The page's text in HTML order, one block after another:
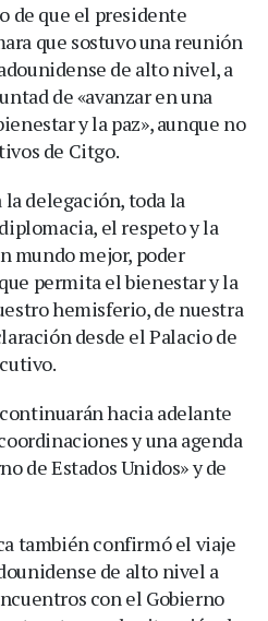
de que el presidente
que sostuvo una reunión
de alto nivel, a
de «avanzar en una
y la paz», aunque no
de Citgo.
delegación, toda la
el respeto y la
mundo mejor, poder
permita el bienestar y la
hemisferio, de nuestra
desde el Palacio de
hacia adelante
y una agenda
de Estados Unidos» y de
también confirmó el viaje
de alto nivel a
con el Gobierno